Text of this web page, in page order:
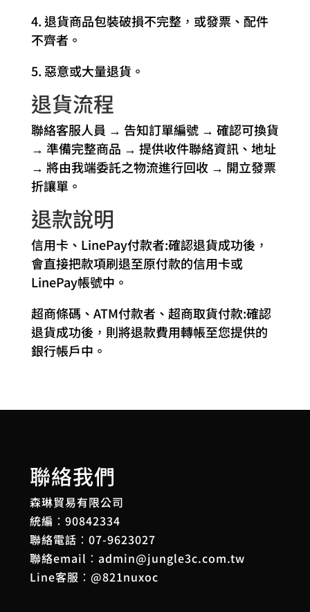
4. 退貨商品包裝破損不完整，或發票、配件
不齊者。
5. 惡意或大量退貨。
退貨流程
聯絡客服人員 → 告知訂單編號 → 確認可換貨
→ 準備完整商品 → 提供收件聯絡資訊、地址
→ 將由我端委託之物流進行回收 → 開立發票
折讓單。
退款說明
信用卡、LinePay付款者:確認退貨成功後，
會直接把款項刷退至原付款的信用卡或
LinePay帳號中。
超商條碼、ATM付款者、超商取貨付款:確認
退貨成功後，則將退款費用轉帳至您提供的
銀行帳戶中。
聯絡我們
森琳貿易有限公司
統編：90842334
聯絡電話： 07-9623027
聯絡email： admin@jungle3c.com.tw
Line客服： @821nuxoc